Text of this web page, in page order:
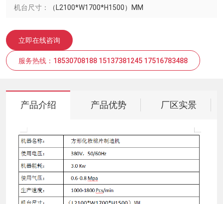
机台尺寸： （L2100*W1700*H1500）MM
立即在线咨询
服务热线：18530708188 15137381245 17516783488
产品介绍 产品优势 厂区实景